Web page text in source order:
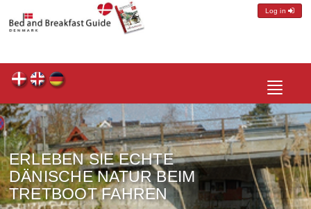
Log in
Toggle
ERLEBEN SIE ECHTE
DÄNISCHE NATUR BEIM
TRETBOOT FAHREN